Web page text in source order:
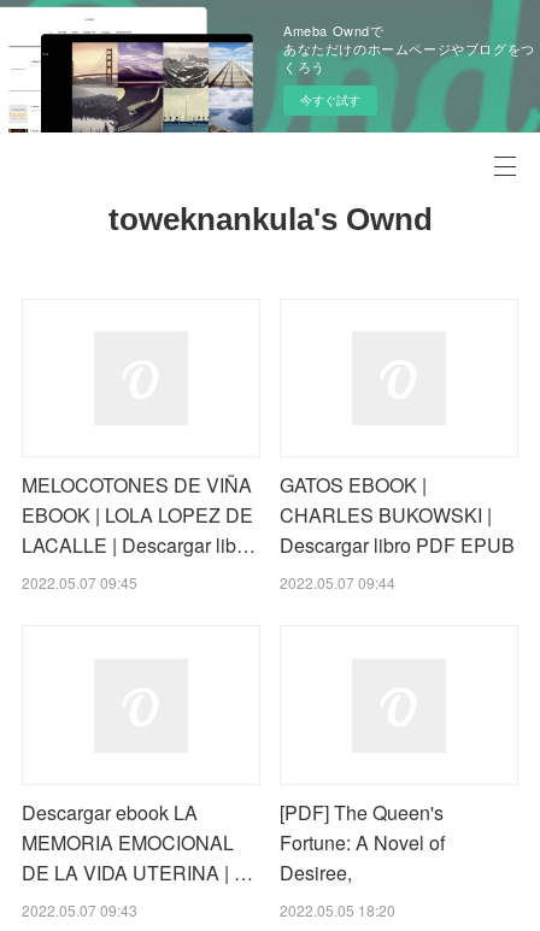
Ameba Owndで
あなただけのホームページやブログをつ
くろう
今すぐ試す
toweknankula's Ownd
MELOCOTONES DE VIÑA
EBOOK | LOLA LOPEZ DE
LACALLE | Descargar lib…
2022.05.07 09:45
GATOS EBOOK |
CHARLES BUKOWSKI |
Descargar libro PDF EPUB
2022.05.07 09:44
Descargar ebook LA
MEMORIA EMOCIONAL
DE LA VIDA UTERINA | …
2022.05.07 09:43
[PDF] The Queen's
Fortune: A Novel of
Desiree,
2022.05.05 18:20